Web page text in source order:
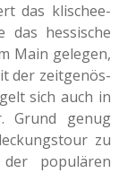
das kli­schee­
das hes­si­sche
Main gele­gen,
der zeit­ge­nös­
sich auch in
Grund genug
zu
popu­lä­ren